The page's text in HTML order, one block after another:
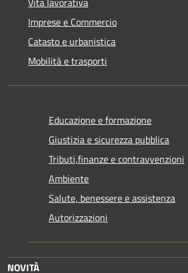
Imprese e Commercio
Catasto e urbanistica
Mobilità e trasporti
Educazione e formazione
Giustizia e sicurezza pubblica
Tributi,finanze e contravvenzioni
Ambiente
Salute, benessere e assistenza
Autorizzazioni
NOVITÀ